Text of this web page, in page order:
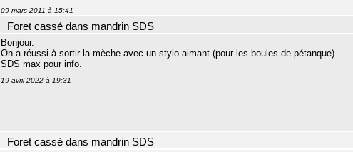
09 mars 2011 à 15:41
Foret cassé dans mandrin SDS
Bonjour.
On a réussi à sortir la mèche avec un stylo aimant (pour les boules de pétanque).
SDS max pour info.
19 avril 2022 à 19:31
Foret cassé dans mandrin SDS